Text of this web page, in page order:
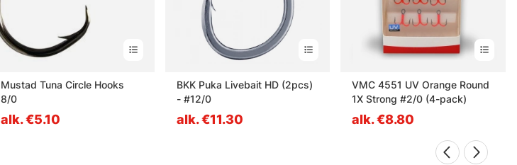
Mustad Tuna Circle Hooks
8/0
alk. €5.10
BKK Puka Livebait HD (2pcs)
- #12/0
alk. €11.30
VMC 4551 UV Orange Round
1X Strong #2/0 (4-pack)
alk. €8.80